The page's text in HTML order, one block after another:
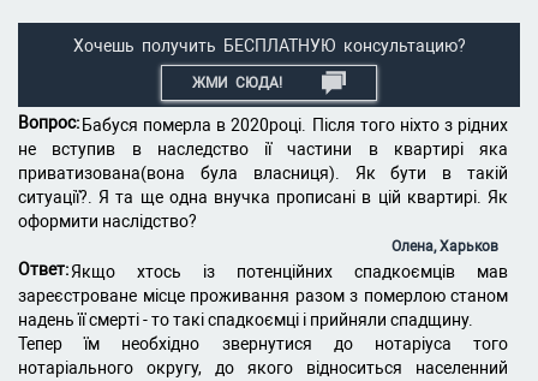
Хочешь получить БЕСПЛАТНУЮ консультацию?
ЖМИ СЮДА!
Вопрос: Бабуся померла в 2020році. Після того ніхто з рідних
не вступив в наследство ії частини в квартирі яка
приватизована(вона була власниця). Як бути в такій
ситуації?. Я та ще одна внучка прописані в цій квартирі. Як
оформити наслідство?
Олена, Харьков
Ответ:Якщо хтось із потенційних спадкоємців мав
зареєстроване місце проживання разом з померлою станом
надень її смерті - то такі спадкоємці і прийняли спадщину.
Тепер їм необхідно звернутися до нотаріуса того
нотаріального округу, до якого відноситься населенний